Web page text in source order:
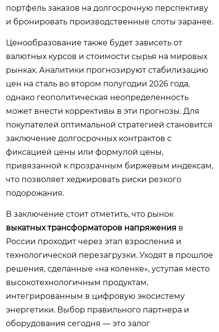
портфель заказов на долгосрочную перспективу
и бронировать производственные слоты заранее.
Ценообразование также будет зависеть от
валютных курсов и стоимости сырья на мировых
рынках. Аналитики прогнозируют стабилизацию
цен на сталь во втором полугодии 2026 года,
однако геополитическая неопределенность
может внести коррективы в эти прогнозы. Для
покупателей оптимальной стратегией становится
заключение долгосрочных контрактов с
фиксацией цены или формулой цены,
привязанной к прозрачным биржевым индексам,
что позволяет хеджировать риски резкого
подорожания.
В заключение стоит отметить, что рынок
выкатных трансформаторов напряжения в
России проходит через этап взросления и
технологической перезагрузки. Уходят в прошлое
решения, сделанные «на коленке», уступая место
высокотехнологичным продуктам,
интегрированным в цифровую экосистему
энергетики. Выбор правильного партнера и
оборудования сегодня — это залог